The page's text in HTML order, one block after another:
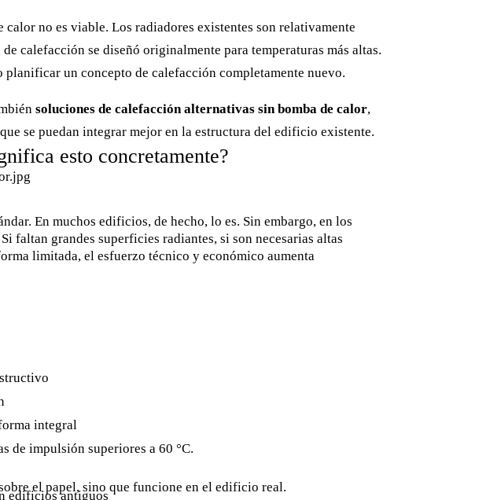
no es viable. Los radiadores existentes son relativamente
calefacción se diseñó originalmente para temperaturas más altas.
un concepto de calefacción completamente nuevo.
soluciones de calefacción alternativas sin bomba de calor,
se puedan integrar mejor en la estructura del edificio existente.
esto concretamente?
En muchos edificios, de hecho, lo es. Sin embargo, en los
faltan grandes superficies radiantes, si son necesarias altas
limitada, el esfuerzo técnico y económico aumenta
integral
de impulsión superiores a 60 °C.
el papel, sino que funcione en el edificio real.